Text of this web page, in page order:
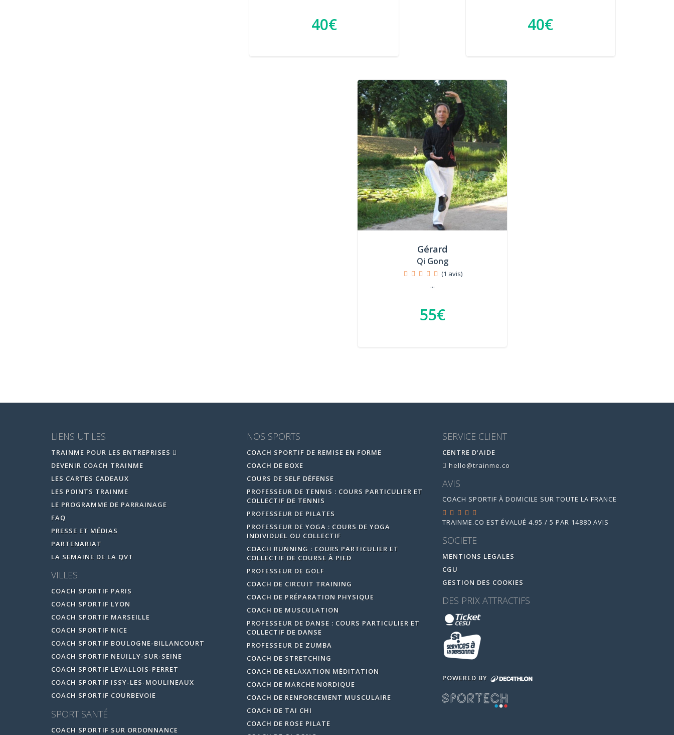
40€ 40€
Gérard
Qi Gong
(1 avis)
...
55€
LIENS UTILES
TRAINME POUR LES ENTREPRISES
DEVENIR COACH TRAINME
LES CARTES CADEAUX
LES POINTS TRAINME
LE PROGRAMME DE PARRAINAGE
FAQ
PRESSE ET MÉDIAS
PARTENARIAT
LA SEMAINE DE LA QVT
VILLES
COACH SPORTIF PARIS
COACH SPORTIF LYON
COACH SPORTIF MARSEILLE
COACH SPORTIF NICE
COACH SPORTIF BOULOGNE-BILLANCOURT
COACH SPORTIF NEUILLY-SUR-SEINE
COACH SPORTIF LEVALLOIS-PERRET
COACH SPORTIF ISSY-LES-MOULINEAUX
COACH SPORTIF COURBEVOIE
SPORT SANTÉ
COACH SPORTIF SUR ORDONNANCE
NOS SPORTS
COACH SPORTIF DE REMISE EN FORME
COACH DE BOXE
COURS DE SELF DÉFENSE
PROFESSEUR DE TENNIS : COURS PARTICULIER ET
COLLECTIF DE TENNIS
PROFESSEUR DE PILATES
PROFESSEUR DE YOGA : COURS DE YOGA
INDIVIDUEL OU COLLECTIF
COACH RUNNING : COURS PARTICULIER ET
COLLECTIF DE COURSE À PIED
PROFESSEUR DE GOLF
COACH DE CIRCUIT TRAINING
COACH DE PRÉPARATION PHYSIQUE
COACH DE MUSCULATION
PROFESSEUR DE DANSE : COURS PARTICULIER ET
COLLECTIF DE DANSE
PROFESSEUR DE ZUMBA
COACH DE STRETCHING
COACH DE RELAXATION MÉDITATION
COACH DE MARCHE NORDIQUE
COACH DE RENFORCEMENT MUSCULAIRE
COACH DE TAI CHI
COACH DE ROSE PILATE
SERVICE CLIENT
CENTRE D'AIDE
hello@trainme.co
AVIS
COACH SPORTIF À DOMICILE SUR TOUTE LA FRANCE
TRAINME.CO EST ÉVALUÉ 4.95 / 5 PAR 14880 AVIS
SOCIETE
MENTIONS LEGALES
CGU
GESTION DES COOKIES
DES PRIX ATTRACTIFS
POWERED BY